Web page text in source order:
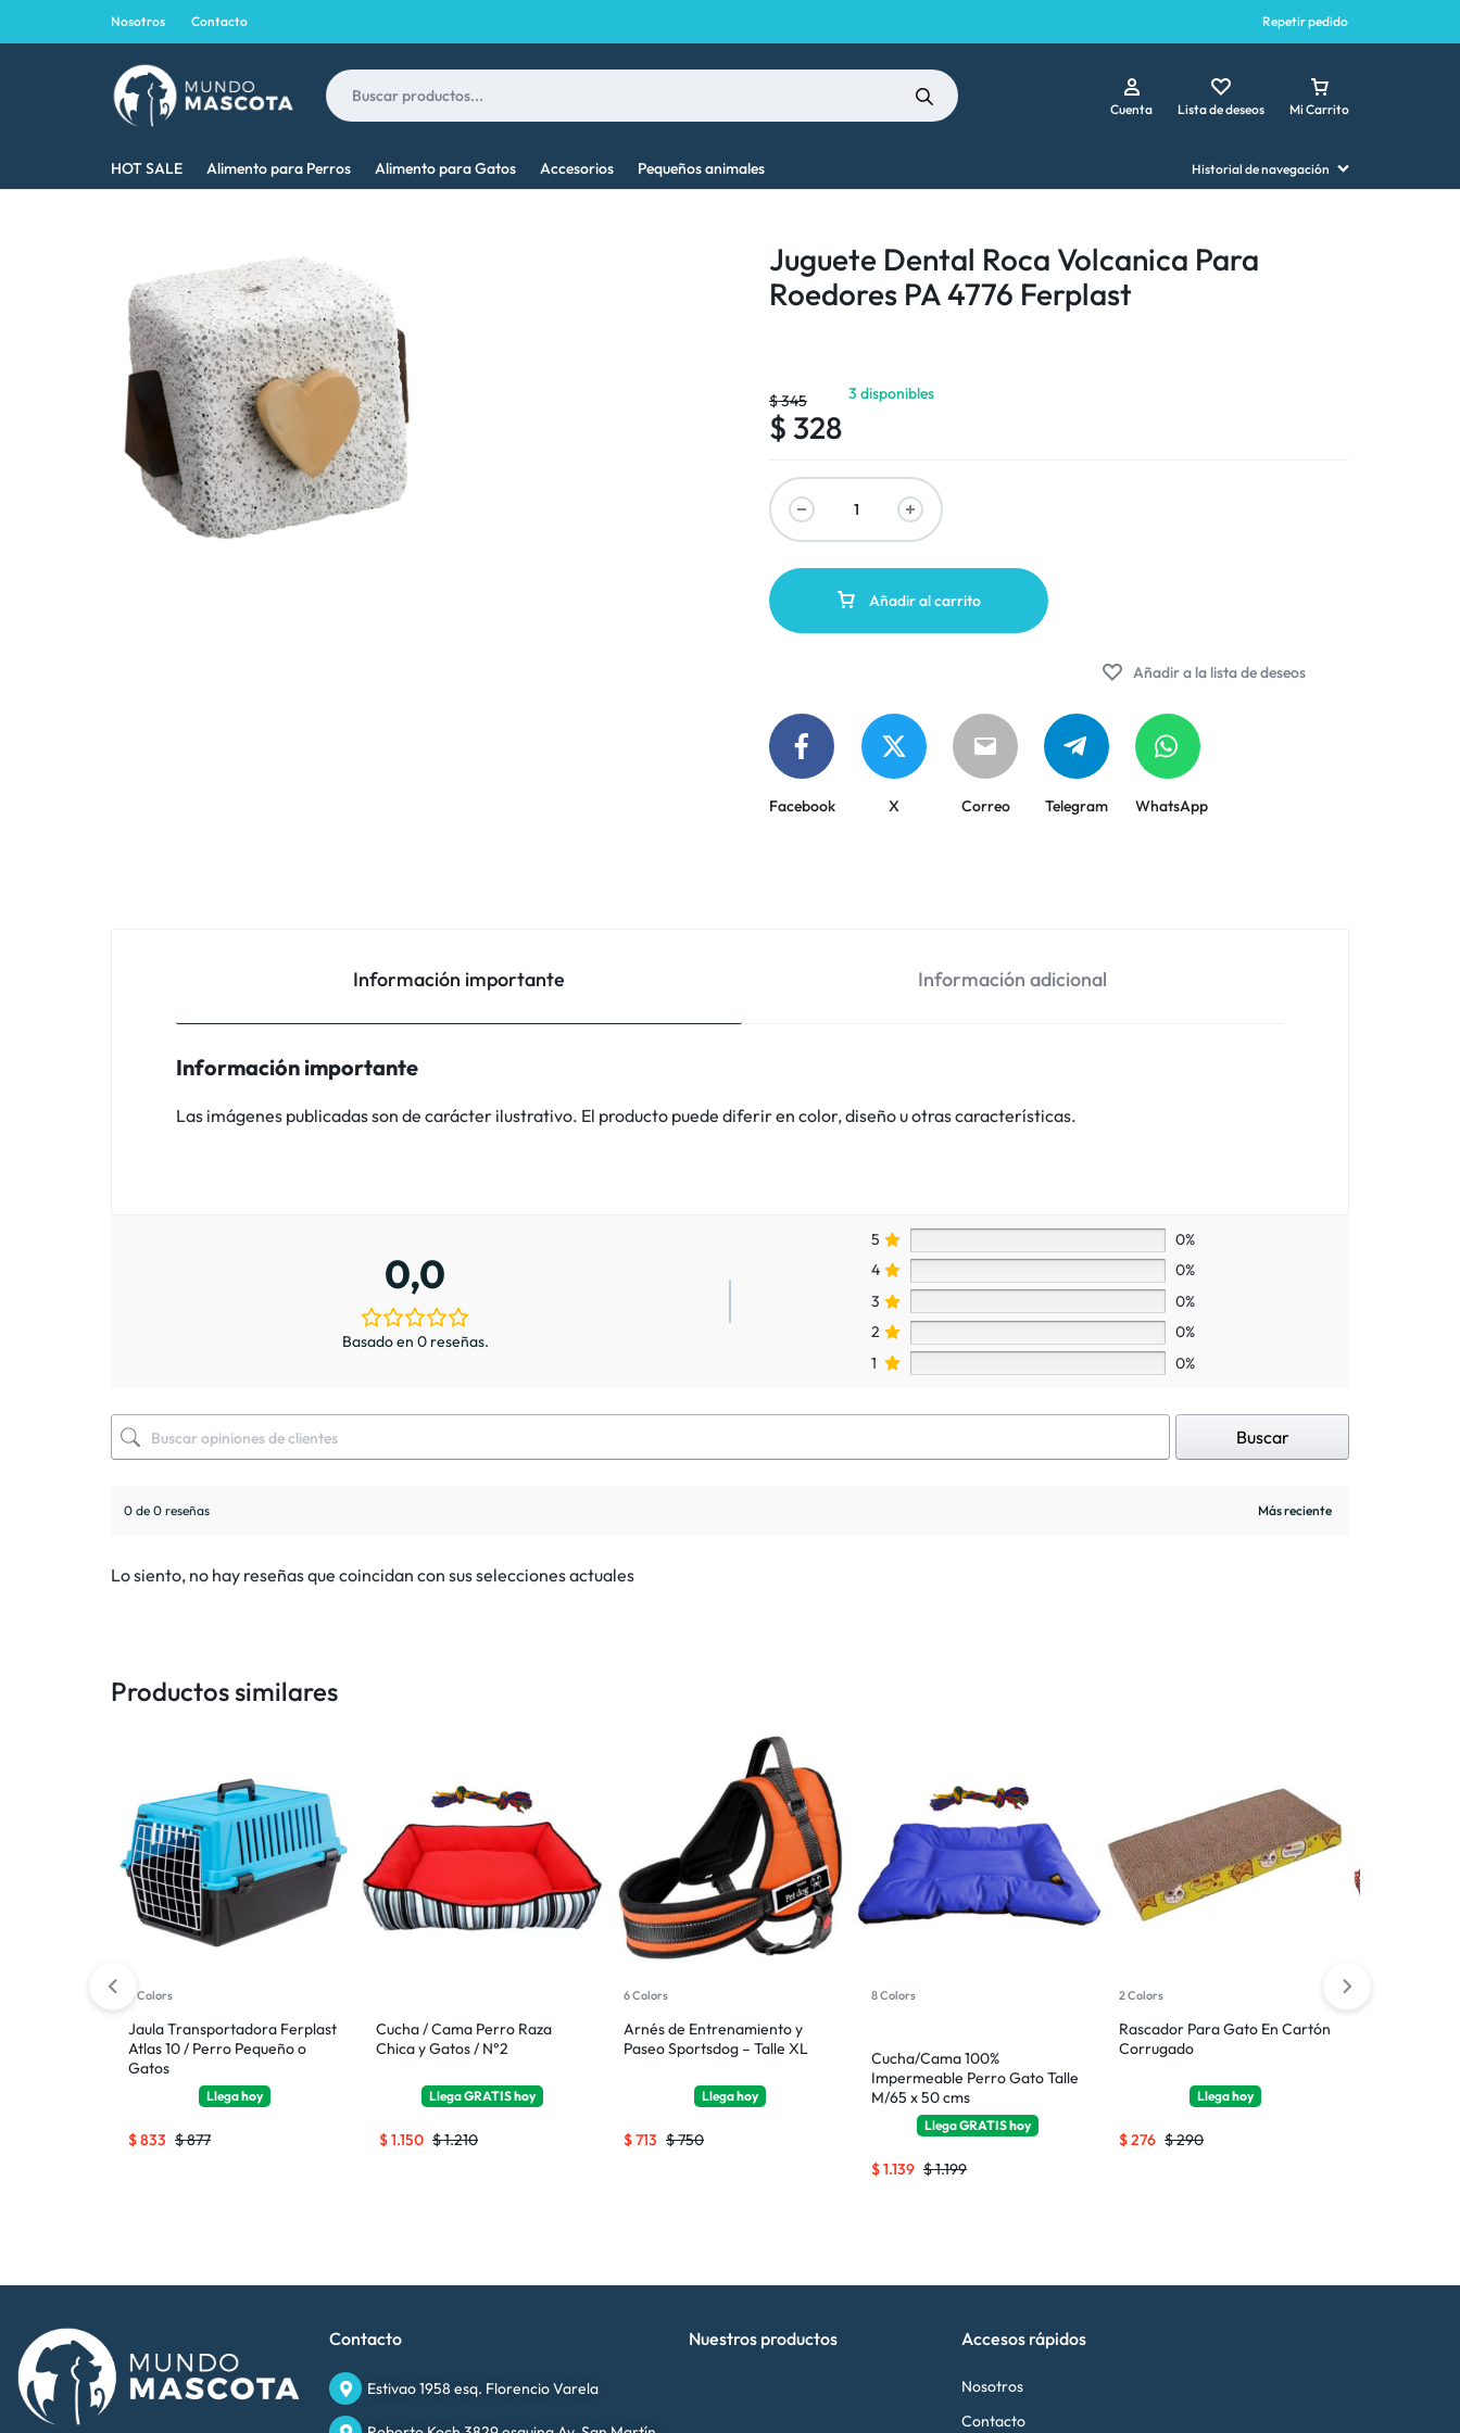
Nosotros Contacto Repetir pedido
MASCOTA
MEJOR
TU
MASCOTA
Cuenta Lista de deseos Mi Carrito
HOT SALE Alimento para Perros Alimento para Gatos Accesorios Pequeños animales Historial de navegación
Juguete Dental Roca Volcanica Para
Roedores PA 4776 Ferplast
$345
$ 328
3 disponibles
Añadir al carrito
Añadir a la lista de deseos
Facebook X Correo Telegram WhatsApp
Información importante Información adicional
Información importante
Las imágenes publicadas son de carácter ilustrativo. El producto puede diferir en color, diseño u otras características.
0,0
Basado en 0 reseñas.
5
0%
4
0%
3
0%
2
0%
1
0%
Buscar
0 de 0 reseñas
Lo siento, no hay reseñas que coincidan con sus selecciones actuales
Productos similares
5 Colors
Jaula Transportadora Ferplast
Atlas 10 / Perro Pequeño o
Gatos
Llegahoy
$877
$833
Cucha / Cama Perro Raza
Chica y Gatos / N°2
LlegaGRATIShoy
$1.210
$1.150
6 Colors
Arnés de Entrenamiento y
Paseo Sportsdog – Talle XL
Llegahoy
$750
$713
8 Colors
Cucha/Cama 100%
Impermeable Perro Gato Talle
M/65 x 50 cms
LlegaGRATIShoy
$1.199
$1.139
2 Colors
Rascador Para Gato En Cartón
Corrugado
Llegahoy
$290
$276
Contacto
Estivao 1958 esq. Florencio Varela
Nuestros productos Accesos rápidos
Nosotros
Contacto